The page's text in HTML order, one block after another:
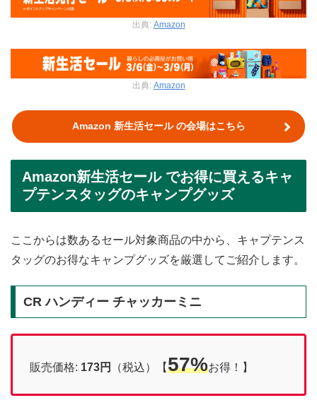
出典: Amazon
出典: Amazon
Amazon 新生活セール の会場はこちら
Amazon新生活セール でお得に買えるキャ
プテンスタッグのキャンプグッズ
ここからは数あるセール対象商品の中から、キャプテンス
タッグのお得なキャンプグッズを厳選してご紹介します。
CR ハンディー チャッカーミニ
販売価格: 173円 （税込）【57%お得！】